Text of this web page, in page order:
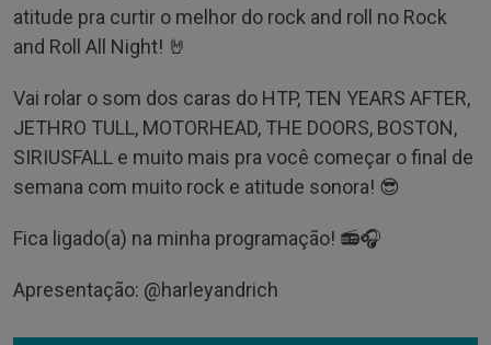
atitude pra curtir o melhor do rock and roll no Rock
and Roll All Night! 🤘
Vai rolar o som dos caras do HTP, TEN YEARS AFTER,
JETHRO TULL, MOTORHEAD, THE DOORS, BOSTON,
SIRIUSFALL e muito mais pra você começar o final de
semana com muito rock e atitude sonora! 😎
Fica ligado(a) na minha programação! 📻🎧
Apresentação: @‌harleyandrich